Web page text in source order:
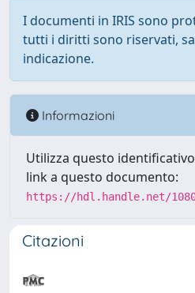
I documenti in IRIS sono
tutti i diritti sono riservati,
indicazione.
Informazioni
Utilizza questo
link a questo documento:
https://hdl.handle.net/
Citazioni